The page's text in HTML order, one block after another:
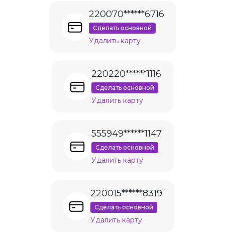
220070******6716
Сделать основной
Удалить карту
220220******1116
Сделать основной
Удалить карту
555949******1147
Сделать основной
Удалить карту
220015******8319
Сделать основной
Удалить карту